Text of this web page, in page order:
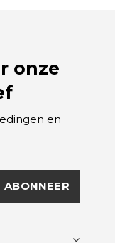
onze
en
ABONNEER